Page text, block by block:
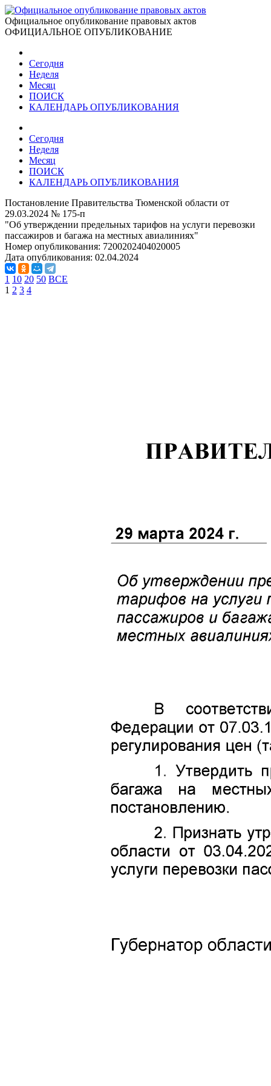
Официальное опубликование правовых актов
ОФИЦИАЛЬНОЕ ОПУБЛИКОВАНИЕ
Сегодня
Неделя
Месяц
ПОИСК
КАЛЕНДАРЬ ОПУБЛИКОВАНИЯ
Сегодня
Неделя
Месяц
ПОИСК
КАЛЕНДАРЬ ОПУБЛИКОВАНИЯ
Постановление Правительства Тюменской области от
29.03.2024 № 175-п
"Об утверждении предельных тарифов на услуги перевозки
пассажиров и багажа на местных авиалиниях"
Номер опубликования: 7200202404020005
Дата опубликования: 02.04.2024
1 10 20 50 ВСЕ
1 2 3 4